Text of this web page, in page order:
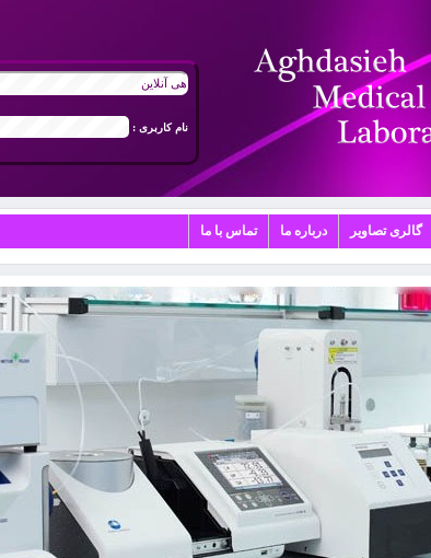
ورود به سیستم جوابدهی آنلاین
نام کاربری :
گالری تصاویر درباره ما تماس با ما